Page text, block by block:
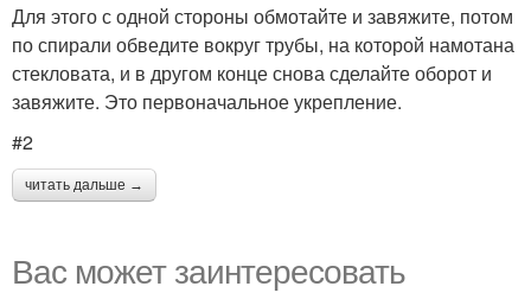
Для этого с одной стороны обмотайте и завяжите, потом
по спирали обведите вокруг трубы, на которой намотана
стекловата, и в другом конце снова сделайте оборот и
завяжите. Это первоначальное укрепление.
#2
читать дальше →
Вас может заинтересовать